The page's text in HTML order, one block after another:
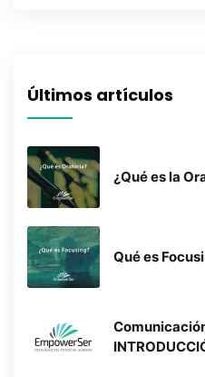
Últimos artículos
¿Qué es la
Qué es